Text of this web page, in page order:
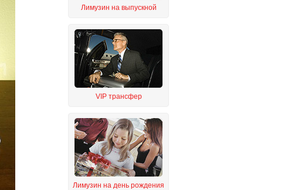
Лимузин на выпускной
VIP трансфер
Лимузин на день рождения